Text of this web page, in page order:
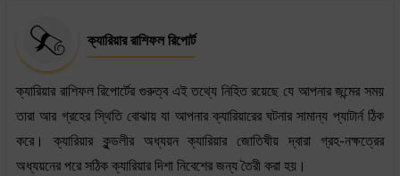
ক্যারিয়ার রাশিফল রিপোর্ট
ক্যারিয়ার রাশিফল রিপোর্টের গুরুত্ব এই তথ্যে নিহিত রয়েছে যে আপনার জন্মের সময়
তারা আর গ্রহের স্থিতি বোঝায় যা আপনার ক্যারিয়ারের ঘটনার সামান্য প্যাটার্ন ঠিক
করে। ক্যারিয়ার কুন্ডলীর অধ্যয়ন ক্যারিয়ার জোতিষীয় দ্বারা গ্রহ-নক্ষত্রের
অধ্যয়নের পরে সঠিক ক্যারিয়ার দিশা নিবেশের জন্য তৈরী করা হয়।